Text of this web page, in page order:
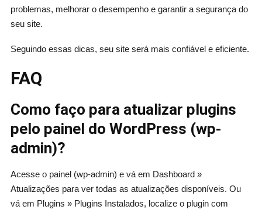
problemas, melhorar o desempenho e garantir a segurança do
seu site.
Seguindo essas dicas, seu site será mais confiável e eficiente.
FAQ
Como faço para atualizar plugins
pelo painel do WordPress (wp-
admin)?
Acesse o painel (wp-admin) e vá em Dashboard »
Atualizações para ver todas as atualizações disponíveis. Ou
vá em Plugins » Plugins Instalados, localize o plugin com